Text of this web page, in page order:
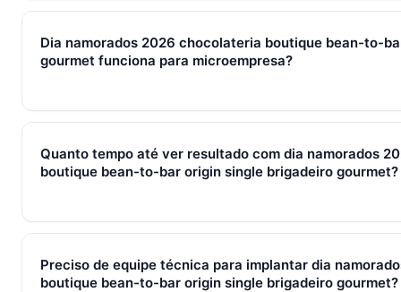
Em 2026, dia namorados 2026 chocolateria boutique bean-
captura de leads, qualificação, fechamento e pós-venda em
brasileiras, gira sempre em torno de WhatsApp + CRM + IA
Dia namorados 2026 chocolateria boutique bean-to-
gourmet funciona para microempresa?
Sim — e quanto antes melhor. Implantar dia namorados
que com 30. O SocialHub começa em R$ 197/mês com 7
Quanto tempo até ver resultado com dia namorados
boutique bean-to-bar origin single brigadeiro gourmet?
Métricas de processo (tempo de resposta, follow-up)
Preciso de equipe técnica para implantar dia
boutique bean-to-bar origin single brigadeiro gourmet?